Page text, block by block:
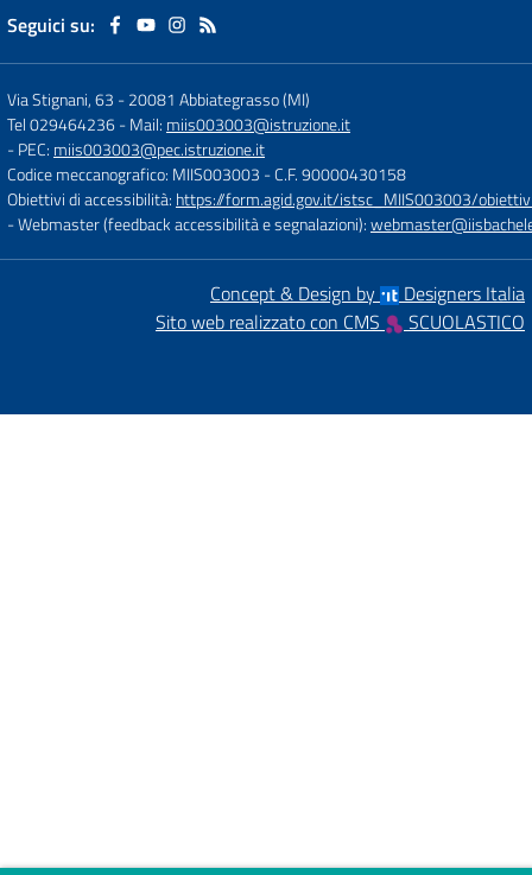
Seguici su:
Via Stignani, 63 -20081 Abbiategrasso (MI)
Tel 029464236- Mail: miis003003@istruzione.it
- PEC: miis003003@pec.istruzione.it
Codice meccanografico: MIIS003003 - C.F. 90000430158
Obiettivi di accessibilità: https://form.agid.gov.it/istsc_MIIS003003/
- Webmaster (feedback accessibilità e segnalazioni):
Concept & Design by
Designers Italia
Sito web realizzato con CMS
SCUOLASTICO